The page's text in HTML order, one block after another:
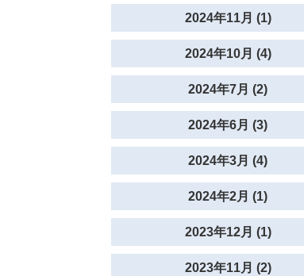
2024年11月 (1)
2024年10月 (4)
2024年7月 (2)
2024年6月 (3)
2024年3月 (4)
2024年2月 (1)
2023年12月 (1)
2023年11月 (2)